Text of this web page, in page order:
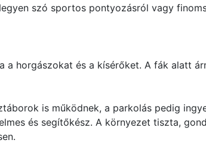
szó sportos pontyozásról vagy
horgászokat és a kísérőket. A fák alatt
is működnek, a parkolás pedig
és segítőkész. A környezet tiszta,